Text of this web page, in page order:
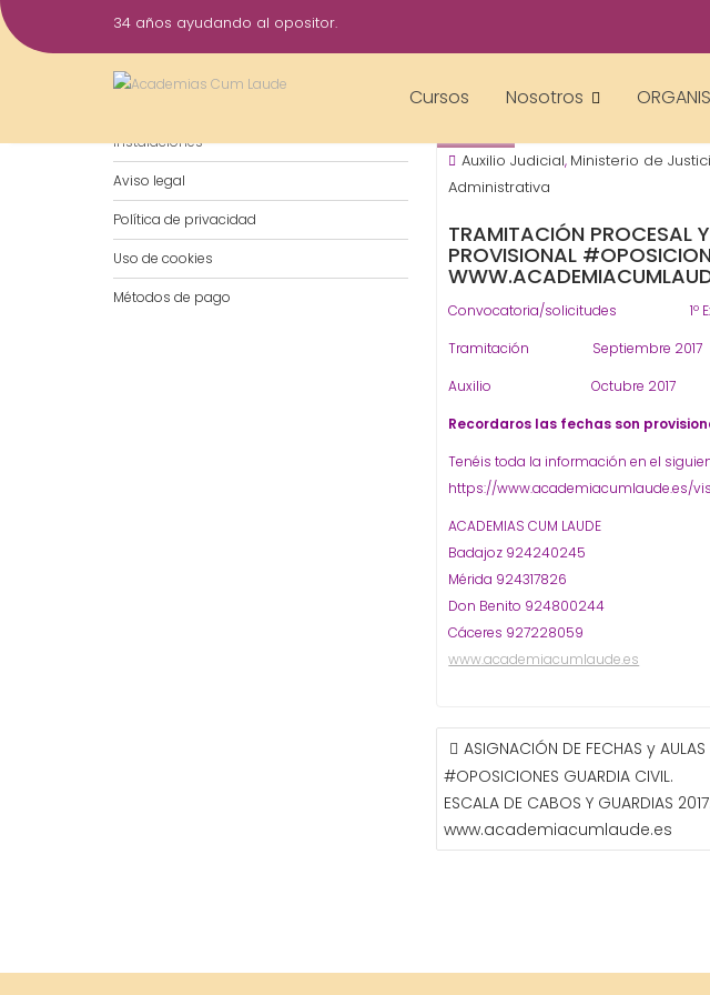
Saltar
al
34 años ayudando al opositor.
Cursos Nosotros
5
Auxilio Judicial, Ministerio de
Administrativa
TRAMITACIÓN PROCESAL
PROVISIONAL
Convocatoria/solicitudes 1º
Tramitación Septiembre
Auxilio Octubre
Recordaros las fechas son
Tenéis toda la información en el
https://www.academiacumlaude.es/
ACADEMIAS CUM LAUDE
Badajoz 924240245
Mérida 924317826
Don Benito 924800244
Cáceres 927228059
www.academiacumlaude.es
NAVEGACIÓN
DE
ENTRADAS
ASIGNACIÓN DE FECHAS y AULAS
#OPOSICIONES GUARDIA CIVIL.
ESCALA DE CABOS Y GUARDIAS 2017.
www.academiacumlaude.es
Instalaciones
Aviso legal
Política de privacidad
Uso de cookies
Métodos de pago